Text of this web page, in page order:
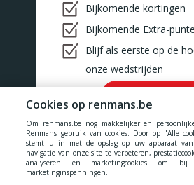
Bijkomende kortingen
Bijkomende Extra-
Blijf als eerste op de
onze wedstrijden
Onze prijzen zijn inclusief alle belastingen,
Cookies op renmans.be
Om renmans.be nog makkelijker en
Renmans gebruik van cookies. Door op "Alle
stemt u in met de opslag op uw apparaat van
navigatie van onze site te verbeteren,
analyseren en marketingcookies om
marketinginspanningen.